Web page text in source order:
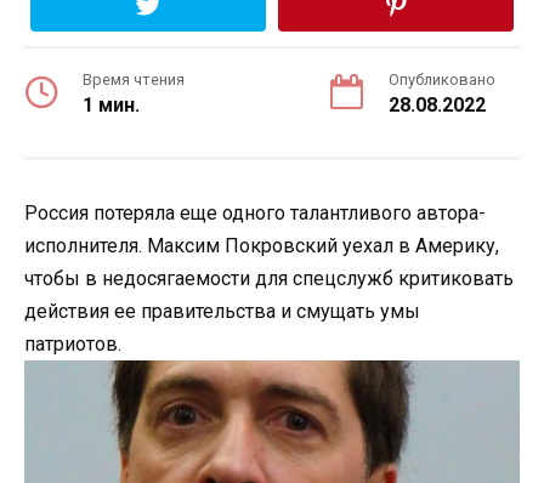
Время чтения
1 мин.
Опубликовано
28.08.2022
Россия потеряла еще одного талантливого автора-
исполнителя. Максим Покровский уехал в Америку,
чтобы в недосягаемости для спецслужб критиковать
действия ее правительства и смущать умы
патриотов.